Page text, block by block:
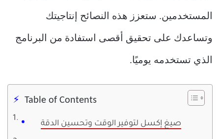
المستخدمين. ستعزز هذه النصائح إنتاجيتك
وتساعدك على تحقيق أقصى استفادة من البرنامج
الذي تستخدمه يوميًا.
Table of Contents
صيغ إكسل لتوفير الوقت وتحسين الدقة